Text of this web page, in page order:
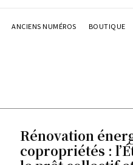
ANCIENS NUMÉROS BOUTIQUE
Rénovation
copropriétés :